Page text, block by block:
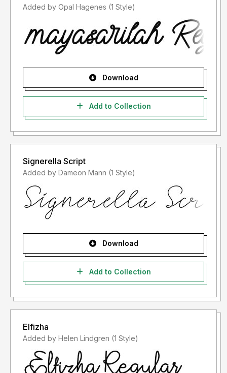
dan Perusahaan/Korporasi.
2. DILARANG KERAS menggandakan, mendistribusikan,
dan menggunakan font ini
untuk keperluan komersial. Baik itu untuk Iklan, Promosi
Youtube, atau untuk Logo & Kemasan Produk ( Fisik
maupun Digital), atau dalam media apapun
dengan tujuan menghasilkan profit atau keuntungan, materiil
3. Menggandakan, mendistribusikan, dan menggunakan
apapun jenis & bentuknya, TANPA IZIN atau TANPA
MEMBELI LISENSI font terlebih dahulu
dari kami sebagai Pembuat dan/atau Pemegang Hak Cipta
font, akan dikenakan biaya
Corporate License , atau sesuai dengan ketentuan yang
telah diatur dalam Undang-Undang Nomor 28 Tahun 2014
Tentang Hak Cipta
yang berlaku di Republik Indonesia.
Informasi tentang Lisensi apa yang akan anda perlukan,
silahkan menghubungi kami:
Email:gassstype@gmail.com
Added by Opal Hagenes (1 Style)
Download
Add to Collection
Signerella Script
Added by Dameon Mann (1 Style)
Download
Add to Collection
Elfizha
Added by Helen Lindgren (1 Style)